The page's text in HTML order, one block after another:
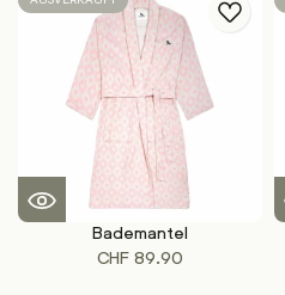
Bademantel
CHF 89.90